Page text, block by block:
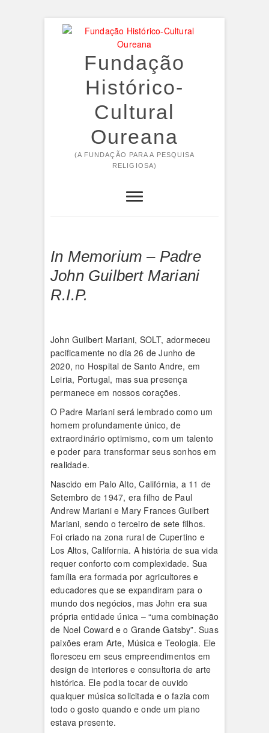
Fundação
Histórico-
Cultural
Oureana
(A FUNDAÇÃO PARA A PESQUISA
RELIGIOSA)
In Memorium – Padre
John Guilbert Mariani
R.I.P.
John Guilbert Mariani, SOLT, adormeceu
pacificamente no dia 26 de Junho de
2020, no Hospital de Santo Andre, em
Leiria, Portugal, mas sua presença
permanece em nossos corações.
O Padre Mariani será lembrado como um
homem profundamente único, de
extraordinário optimismo, com um talento
e poder para transformar seus sonhos em
realidade.
Nascido em Palo Alto, Califórnia, a 11 de
Setembro de 1947, era filho de Paul
Andrew Mariani e Mary Frances Guilbert
Mariani, sendo o terceiro de sete filhos.
Foi criado na zona rural de Cupertino e
Los Altos, California. A história de sua vida
requer conforto com complexidade. Sua
família era formada por agricultores e
educadores que se expandiram para o
mundo dos negócios, mas John era sua
própria entidade única – “uma combinação
de Noel Coward e o Grande Gatsby”. Suas
paixões eram Arte, Música e Teologia. Ele
floresceu em seus empreendimentos em
design de interiores e consultoria de arte
histórica. Ele podia tocar de ouvido
qualquer música solicitada e o fazia com
todo o gosto quando e onde um piano
estava presente.